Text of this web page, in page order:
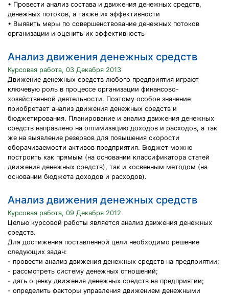
• Провести анализ состава и движения денежных средств,
денежных потоков, а также их эффективности
• Выявить меры по совершенствование денежных потоков
организации и оценить их эффективность
Анализ движения денежных средств
Курсовая работа, 03 Декабря 2013
Движение денежных средств любого предприятия играют
ключевую роль в процессе организации финансово-
хозяйственной деятельности. Поэтому особое значение
приобретает анализ движения денежных средств и
бюджетирования. Планирование и анализ движения денежных
средств направлено на оптимизацию доходов и расходов, а так
же на выявление резервов для повышения скорости
оборачиваемости активов предприятия. Бюджет можно
построить как прямым (на основании классификатора статей
движения денежных средств), так и косвенным методом (на
основании бюджета доходов и расходов).
Анализ движения денежных средств
Курсовая работа, 09 Декабря 2012
Целью курсовой работы является анализ движения денежных
средств.
Для достижения поставленной цели необходимо решение
следующих задач:
- провести анализ движения денежных средств на предприятии;
- рассмотреть систему денежных отношений;
- дать оценку движения денежных средств на предприятии;
- определить факторы управления движением денежными